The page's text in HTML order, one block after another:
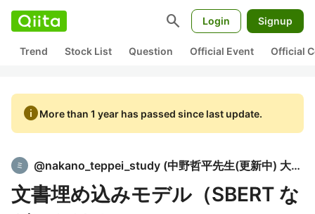
search Login Signup
Trend Stock List Question Official Event Official
infoMore than 1 year has passed since last update.
@nakano_teppei_study (中野哲平先生(更新中) 大学生向けプログラミング講師
文書埋め込みモデル（SBERT な